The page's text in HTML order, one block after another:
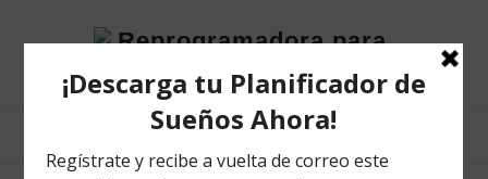
Reprogramadora
el
éxito